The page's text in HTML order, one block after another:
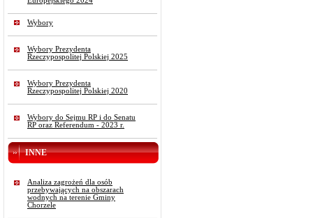
Wybory
Wybory Prezydenta
Rzeczypospolitej Polskiej 2025
Wybory Prezydenta
Rzeczypospolitej Polskiej 2020
Wybory do Sejmu RP i do Senatu
RP oraz Referendum - 2023 r.
INNE
Analiza zagrożeń dla osób
przebywających na obszarach
wodnych na terenie Gminy
Chorzele